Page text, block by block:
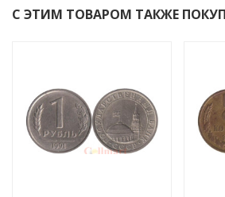
С ЭТИМ ТОВАРОМ ТАКЖЕ